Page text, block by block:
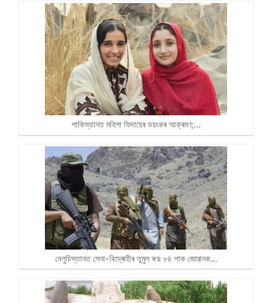
পাকিস্তানত মহিলা ফিদায়েৰ ভয়ংকৰ আক্ৰমণ;…
বেলুচিস্তানত সেনা-বিদ্ৰোহীৰ তুমুল ৰণঃ ৮৪ পাক জোৱানক…